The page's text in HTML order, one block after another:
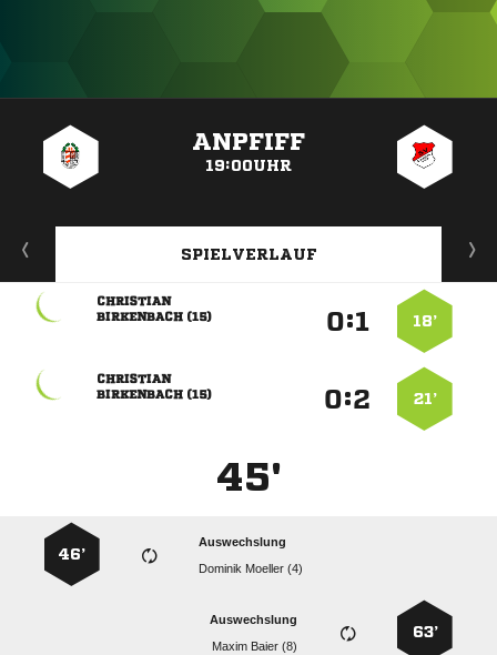
ANPFIFF
19:00UHR
SPIELVERLAUF
18’
:

 
21’
:

 
45'
Auswechslung
  
46’
63’
Auswechslung
  